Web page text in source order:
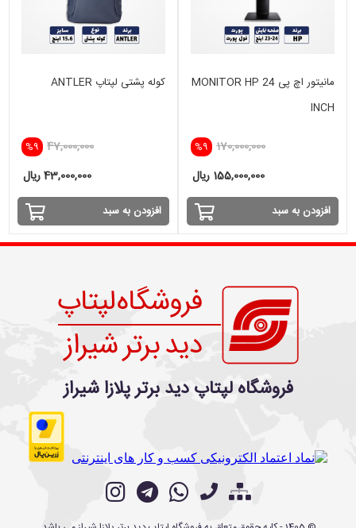
مانیتور اچ پی MONITOR HP 24
INCH
%9 170,000,000
155,000,000 ریال
افزودن به سبد
کوله پشتی لپتاپ ANTLER
%9 47,000,000
43,000,000 ریال
افزودن به سبد
فروشگاه لپتاپ دید برتر پلازا شیراز